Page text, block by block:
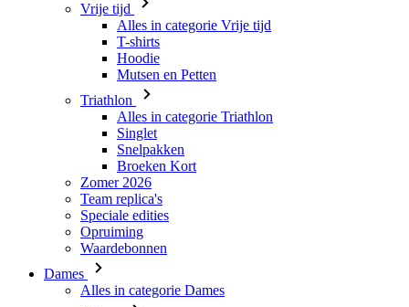
Vrije tijd
Alles in categorie Vrije tijd
T-shirts
Hoodie
Mutsen en Petten
Triathlon
Alles in categorie Triathlon
Singlet
Snelpakken
Broeken Kort
Zomer 2026
Team replica's
Speciale edities
Opruiming
Waardebonnen
Dames
Alles in categorie Dames